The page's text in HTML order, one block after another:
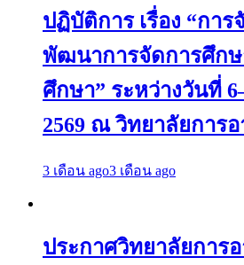
ปฏิบัติการ เรื่อง “กา
พัฒนาการจัดการศึก
ศึกษา” ระหว่างวันที่
2569 ณ วิทยาลัยการ
3 เดือน ago3 เดือน ago
ประกาศวิทยาลัยการ